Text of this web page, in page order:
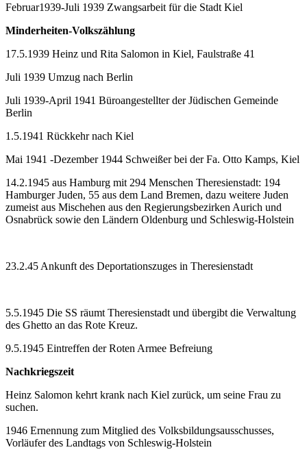
Februar1939-Juli 1939 Zwangsarbeit für die Stadt Kiel
Minderheiten-Volkszählung
17.5.1939 Heinz und Rita Salomon in Kiel, Faulstraße 41
Juli 1939 Umzug nach Berlin
Juli 1939-April 1941 Büroangestellter der Jüdischen Gemeinde
Berlin
1.5.1941 Rückkehr nach Kiel
Mai 1941 -Dezember 1944 Schweißer bei der Fa. Otto Kamps, Kiel
14.2.1945 aus Hamburg mit 294 Menschen Theresienstadt: 194
Hamburger Juden, 55 aus dem Land Bremen, dazu weitere Juden
zumeist aus Mischehen aus den Regierungsbezirken Aurich und
Osnabrück sowie den Ländern Oldenburg und Schleswig-Holstein
23.2.45 Ankunft des Deportationszuges in Theresienstadt
5.5.1945 Die SS räumt Theresienstadt und übergibt die Verwaltung
des Ghetto an das Rote Kreuz.
9.5.1945 Eintreffen der Roten Armee Befreiung
Nachkriegszeit
Heinz Salomon kehrt krank nach Kiel zurück, um seine Frau zu
suchen.
1946 Ernennung zum Mitglied des Volksbildungsausschusses,
Vorläufer des Landtags von Schleswig-Holstein